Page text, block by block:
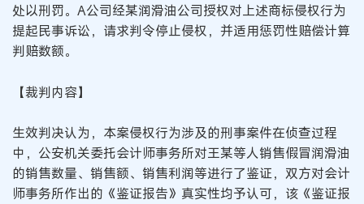
处以刑罚。A公司经某润滑油公司授权对上述商标侵权行为
提起民事诉讼，请求判令停止侵权，并适用惩罚性赔偿计算
判赔数额。
【裁判内容】
生效判决认为，本案侵权行为涉及的刑事案件在侦查过程
中，公安机关委托会计师事务所对王某等人销售假冒润滑油
的销售数量、销售额、销售利润等进行了鉴证，双方对会计
师事务所作出的《鉴证报告》真实性均予认可，该《鉴证报